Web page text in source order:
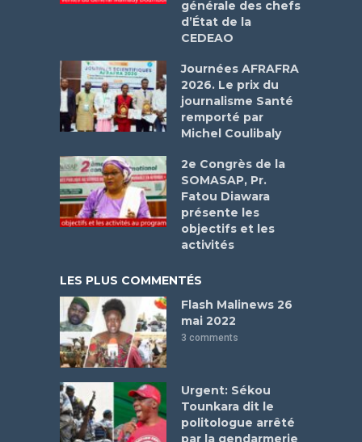
générale des chefs
d’État de la
CEDEAO
Journées AFRAFRA
2026. Le prix du
journalisme Santé
remporté par
Michel Coulibaly
2e Congrès de la
SOMASAP, Pr.
Fatou Diawara
présente les
objectifs et les
activités
LES PLUS COMMENTÉS
Flash Malinews 26
mai 2022
3 comments
Urgent: Sékou
Tounkara dit le
politologue arrêté
par la gendarmerie